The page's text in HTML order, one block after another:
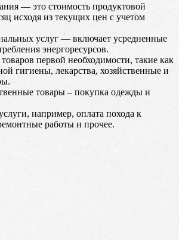
— это стоимость продуктовой
исходя из текущих цен с учетом
услуг — включает усредненные
энергоресурсов.
первой необходимости, такие как
гигиены, лекарства, хозяйственные и
товары – покупка одежды и
например, оплата похода к
работы и прочее.